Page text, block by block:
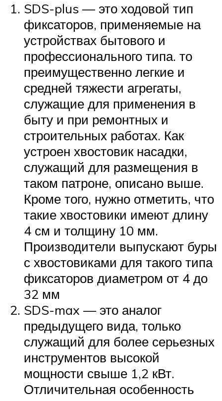
SDS-plus — это ходовой тип
фиксаторов, применяемые на
устройствах бытового и
профессионального типа. то
преимущественно легкие и
средней тяжести агрегаты,
служащие для применения в
быту и при ремонтных и
строительных работах. Как
устроен хвостовик насадки,
служащий для размещения в
таком патроне, описано выше.
Кроме того, нужно отметить, что
такие хвостовики имеют длину
4 см и толщину 10 мм.
Производители выпускают буры
с хвостовиками для такого типа
фиксаторов диаметром от 4 до
32 мм
SDS-max — это аналог
предыдущего вида, только
служащий для более серьезных
инструментов высокой
мощности свыше 1,2 кВт.
Отличительная особенность